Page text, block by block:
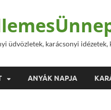
üdvözletek, karácsonyi idézetek,
ANYÁK NAPJA